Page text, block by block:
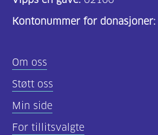
Kontonummer for donasjoner:
Om oss
Støtt oss
Min side
For tillitsvalgte